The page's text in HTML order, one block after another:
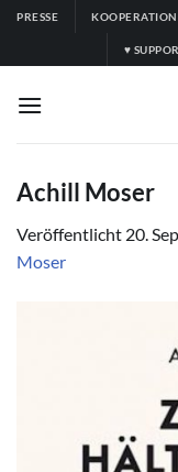
Zum
springen
PRESSE
♥
Achill Moser
Veröffentlicht 20.
Moser